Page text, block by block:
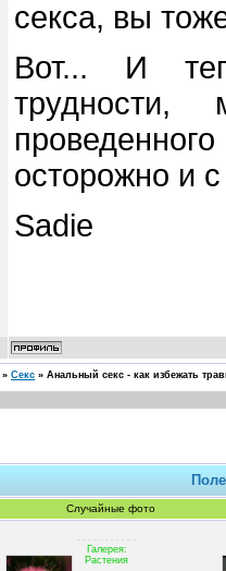
секса, вы
Вот... И
осторожно и
Sadie
» Секс » Анальный секс - как избежать
Случайные фото
Галерея:
Растения